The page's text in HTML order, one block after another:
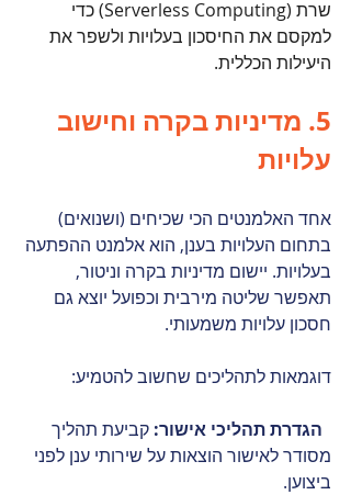
שרת (Serverless Computing) כדי
למקסם את החיסכון בעלויות ולשפר את
היעילות הכללית.
5. מדיניות בקרה וחישוב
עלויות
אחד האלמנטים הכי שכיחים (ושנואים)
בתחום העלויות בענן, הוא אלמנט ההפתעה
בעלויות. יישום מדיניות בקרה וניטור,
תאפשר שליטה מירבית וכפועל יוצא גם
חסכון עלויות משמעותי.
דוגמאות לתהליכים שחשוב להטמיע:
קביעת תהליך
מסודר לאישור הוצאות על שירותי ענן לפני
ביצוען.